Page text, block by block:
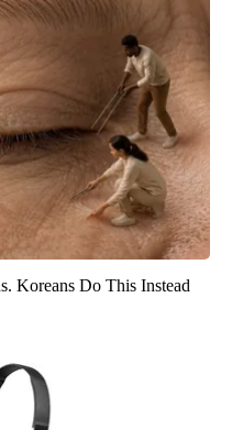
Koreans Do This Instead